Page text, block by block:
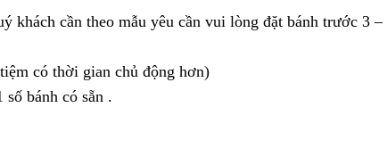
khách cần theo mẫu yêu cần vui lòng đặt bánh trước 3
có thời gian chủ động hơn)
số bánh có sẵn .